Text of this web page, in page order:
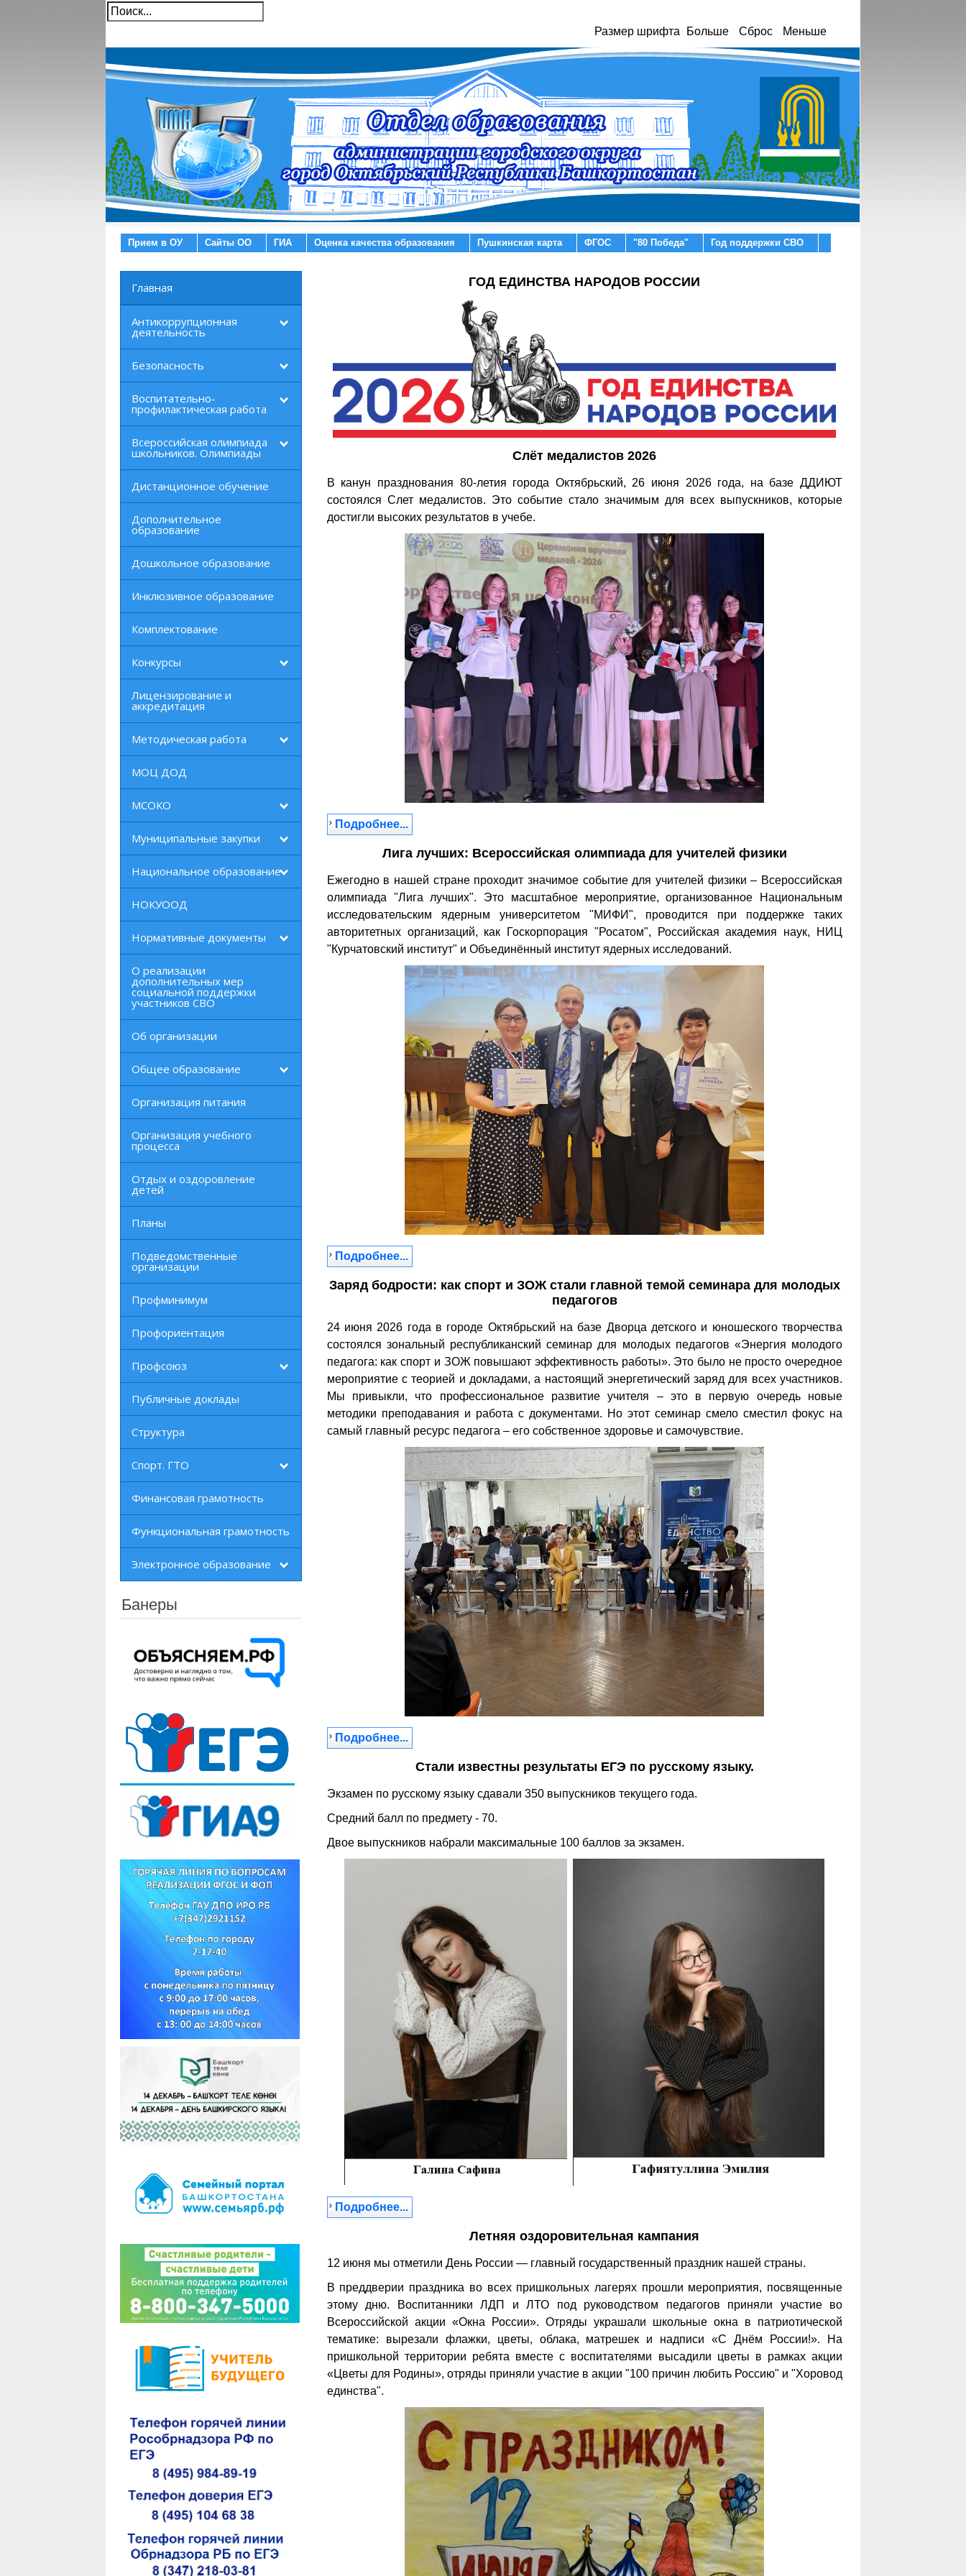
Размер шрифта Больше Сброс Меньше
Прием в ОУ Сайты ОО ГИА Оценка качества образования Пушкинская карта ФГОС "80 Победа" Год поддержки СВО
Главная
Антикоррупционная
деятельность
Безопасность
Воспитательно-
профилактическая работа
Всероссийская олимпиада
школьников. Олимпиады
Дистанционное обучение
Дополнительное
образование
Дошкольное образование
Инклюзивное образование
Комплектование
Конкурсы
Лицензирование и
аккредитация
Методическая работа
МОЦ ДОД
МСОКО
Муниципальные закупки
Национальное образование
НОКУООД
Нормативные документы
О реализации
дополнительных мер
социальной поддержки
участников СВО
Об организации
Общее образование
Организация питания
Организация учебного
процесса
Отдых и оздоровление
детей
Планы
Подведомственные
организации
Профминимум
Профориентация
Профсоюз
Публичные доклады
Структура
Спорт. ГТО
Финансовая грамотность
Функциональная грамотность
Электронное образование
Банеры
ГОД ЕДИНСТВА НАРОДОВ РОССИИ
Слёт медалистов 2026
В канун празднования 80-летия города Октябрьский, 26 июня 2026 года, на базе ДДИЮТ
состоялся Слет медалистов. Это событие стало значимым для всех выпускников, которые
достигли высоких результатов в учебе.
Подробнее...
Лига лучших: Всероссийская олимпиада для учителей физики
Ежегодно в нашей стране проходит значимое событие для учителей физики – Всероссийская
олимпиада "Лига лучших". Это масштабное мероприятие, организованное Национальным
исследовательским ядерным университетом "МИФИ", проводится при поддержке таких
авторитетных организаций, как Госкорпорация "Росатом", Российская академия наук, НИЦ
"Курчатовский институт" и Объединённый институт ядерных исследований.
Подробнее...
Заряд бодрости: как спорт и ЗОЖ стали главной темой семинара для молодых
педагогов
24 июня 2026 года в городе Октябрьский на базе Дворца детского и юношеского творчества
состоялся зональный республиканский семинар для молодых педагогов «Энергия молодого
педагога: как спорт и ЗОЖ повышают эффективность работы». Это было не просто очередное
мероприятие с теорией и докладами, а настоящий энергетический заряд для всех участников.
Мы привыкли, что профессиональное развитие учителя – это в первую очередь новые
методики преподавания и работа с документами. Но этот семинар смело сместил фокус на
самый главный ресурс педагога – его собственное здоровье и самочувствие.
Подробнее...
Стали известны результаты ЕГЭ по русскому языку.
Экзамен по русскому языку сдавали 350 выпускников текущего года.
Средний балл по предмету - 70.
Двое выпускников набрали максимальные 100 баллов за экзамен.
Подробнее...
Летняя оздоровительная кампания
12 июня мы отметили День России — главный государственный праздник нашей страны.
В преддверии праздника во всех пришкольных лагерях прошли мероприятия, посвященные
этому дню. Воспитанники ЛДП и ЛТО под руководством педагогов приняли участие во
Всероссийской акции «Окна России». Отряды украшали школьные окна в патриотической
тематике: вырезали флажки, цветы, облака, матрешек и надписи «С Днём России!». На
пришкольной территории ребята вместе с воспитателями высадили цветы в рамках акции
«Цветы для Родины», отряды приняли участие в акции "100 причин любить Россию" и "Хоровод
единства".